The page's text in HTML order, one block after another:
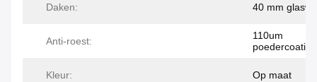
Daken: 40 mm
Anti-roest:
110um
Kleur: Op maat